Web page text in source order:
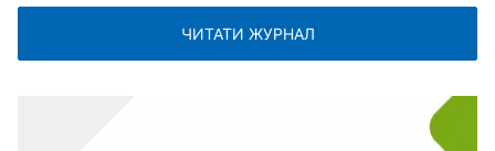
ЧИТАТИ ЖУРНАЛ